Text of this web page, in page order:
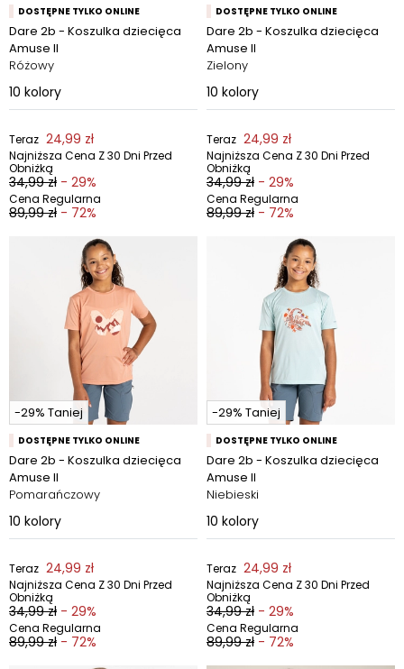
DOSTĘPNE TYLKO ONLINE
Dare 2b - Koszulka dziecięca
Amuse II
Różowy
10 kolory
Teraz 24,99 zł
Najniższa Cena Z 30 Dni Przed
Obniżką
34,99 zł - 29%
Cena Regularna
89,99 zł - 72%
DOSTĘPNE TYLKO ONLINE
Dare 2b - Koszulka dziecięca
Amuse II
Zielony
10 kolory
Teraz 24,99 zł
Najniższa Cena Z 30 Dni Przed
Obniżką
34,99 zł - 29%
Cena Regularna
89,99 zł - 72%
-29% Taniej
DOSTĘPNE TYLKO ONLINE
Dare 2b - Koszulka dziecięca
Amuse II
Pomarańczowy
10 kolory
Teraz 24,99 zł
Najniższa Cena Z 30 Dni Przed
Obniżką
34,99 zł - 29%
Cena Regularna
89,99 zł - 72%
-29% Taniej
DOSTĘPNE TYLKO ONLINE
Dare 2b - Koszulka dziecięca
Amuse II
Niebieski
10 kolory
Teraz 24,99 zł
Najniższa Cena Z 30 Dni Przed
Obniżką
34,99 zł - 29%
Cena Regularna
89,99 zł - 72%